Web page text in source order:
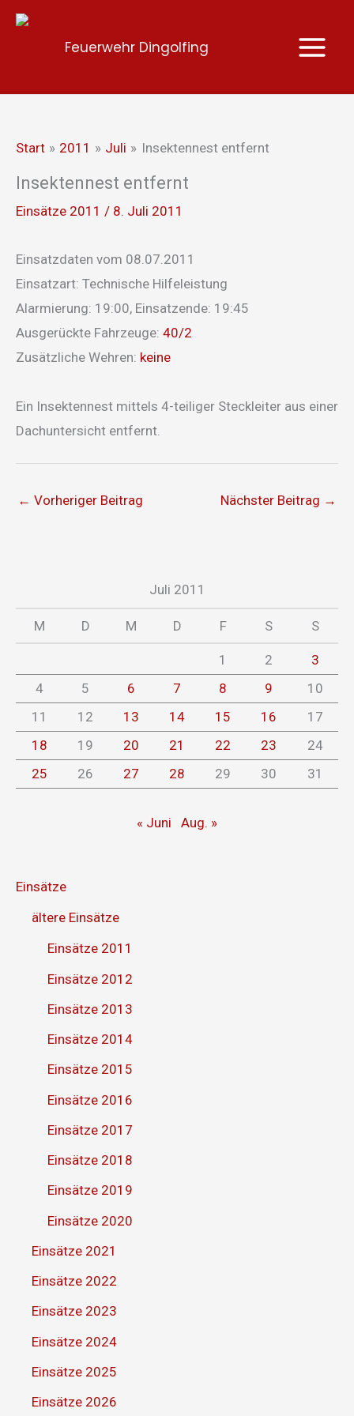
Zum
Feuerwehr Dingolfing
Start 2011 Juli Insektennest entfernt
Insektennest entfernt
Einsätze 2011 / 8. Juli 2011
Einsatzdaten vom 08.07.2011
Einsatzart: Technische Hilfeleistung
Alarmierung: 19:00, Einsatzende: 19:45
Ausgerückte Fahrzeuge: 40/2
Zusätzliche Wehren: keine
Ein Insektennest mittels 4-teiliger Steckleiter aus einer
Dachuntersicht entfernt.
← Vorheriger Beitrag Nächster Beitrag →
Juli 2011
M D M D F S S
1 2
3
4
5 6 7 8 9
10
11
12 13 14 15 16
17
18
19 20 21 22 23
24
25
26 27 28 29 30 31
« Juni Aug. »
Einsätze
ältere Einsätze
Einsätze 2011
Einsätze 2012
Einsätze 2013
Einsätze 2014
Einsätze 2015
Einsätze 2016
Einsätze 2017
Einsätze 2018
Einsätze 2019
Einsätze 2020
Einsätze 2021
Einsätze 2022
Einsätze 2023
Einsätze 2024
Einsätze 2025
Einsätze 2026